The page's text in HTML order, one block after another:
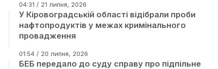
04:31 / 21 липня, 2026
У Кіровоградській області відібрали проби
нафтопродуктів у межах кримінального
провадження
01:54 / 20 липня, 2026
БЕБ передало до суду справу про підпільне